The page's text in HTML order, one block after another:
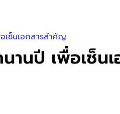
เซ็นเอกสารสำคัญ
านปี เพื่อเซ็น